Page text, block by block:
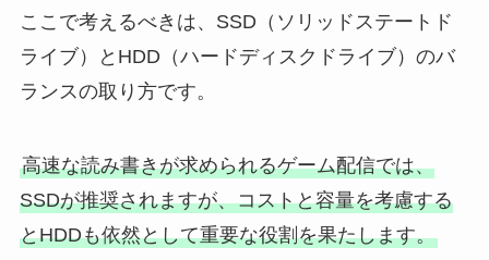
ここで考えるべきは、SSD（ソリッドステートド
ライブ）とHDD（ハードディスクドライブ）のバ
ランスの取り方です。
高速な読み書きが求められるゲーム配信では、
SSDが推奨されますが、コストと容量を考慮する
とHDDも依然として重要な役割を果たします。